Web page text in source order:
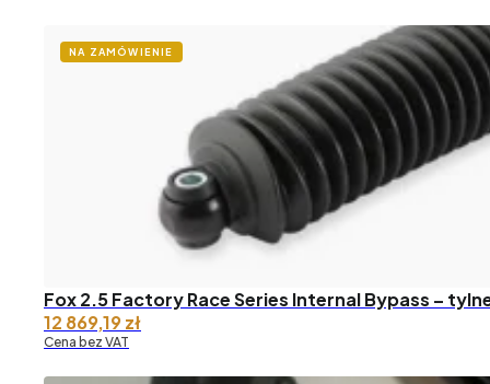
Fox 2.5 Factory Race Series Internal Bypass –
12 869,19zł
Cena bez VAT
NA ZAMÓWIENIE